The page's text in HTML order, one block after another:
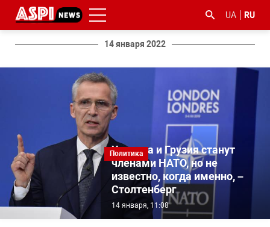
UA RU
14 января 2022
Политика
Украина и Грузия станут
членами НАТО, но не
известно, когда именно, –
Столтенберг
14 января, 11:08
#ООС
#боротьба
з
корупцією
#гфс #коронавірус